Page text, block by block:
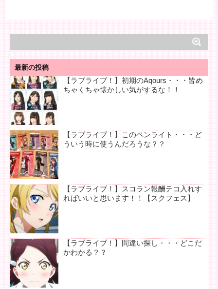
最新の投稿
【ラブライブ！】初期のAqours・・・皆め
ちゃくちゃ懐かしい気がするな！！
【ラブライブ！】このペンライト・・・ど
ういう時に使うんだろうな？？
【ラブライブ！】スコラン報酬テコ入れす
ればいいと思います！！【スクフェス】
【ラブライブ！】間違い探し・・・どこだ
かわかる？？